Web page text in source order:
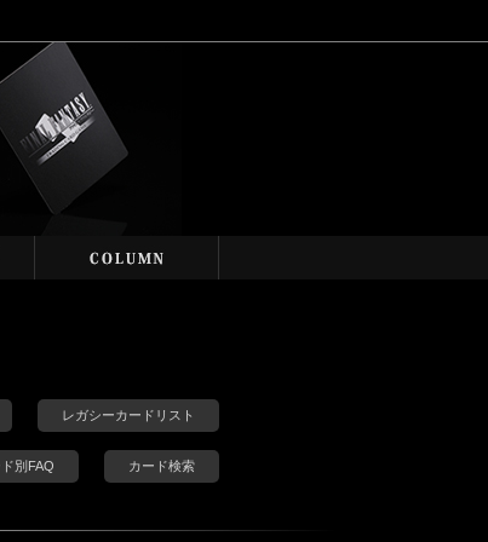
レガシーカードリスト
別FAQ カード検索